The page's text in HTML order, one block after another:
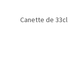
Canette de 33cl